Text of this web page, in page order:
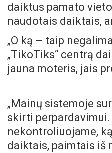
daiktus pamato
naudotais daiktais,
„O ką – taip
„TikoTiks“ centrą
jauna moteris, jais
„Mainų sistemoje
skirti perpardavimui.
nekontroliuojame,
daiktais, paimtais iš